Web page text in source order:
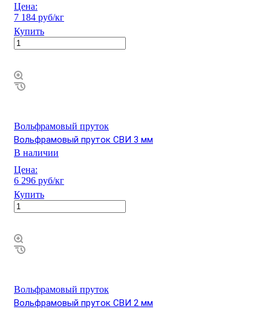
Цена:
7 184 руб/кг
Купить
Вольфрамовый пруток
Вольфрамовый пруток СВИ 3 мм
В наличии
Цена:
6 296 руб/кг
Купить
Вольфрамовый пруток
Вольфрамовый пруток СВИ 2 мм